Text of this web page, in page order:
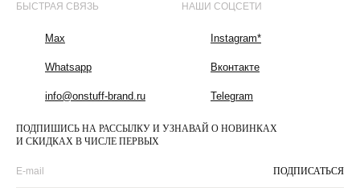
ПОДПИШИСЬ НА РАССЫЛКУ И УЗНАВАЙ О НОВИНКАХ
И СКИДКАХ В ЧИСЛЕ ПЕРВЫХ
ПОДПИСАТЬСЯ
БЫСТРАЯ СВЯЗЬ
Max
Whatsapp
info@onstuff-brand.ru
НАШИ СОЦСЕТИ
Instagram*
Вконтакте
Telegram